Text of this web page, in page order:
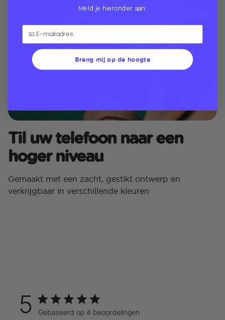
Til uw telefoon naar een
hoger niveau
Gemaakt met een zacht, gestikt ontwerp en
verkrijgbaar in verschillende kleuren
5 Gebaseerd op 4 beoordelingen
Meld je hieronder aan:
Breng mij op de hoogte